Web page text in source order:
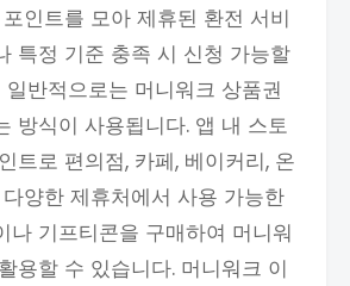
인트를 모아 제휴된 환전 서비
특정 기준 충족 시 신청 가능할
반적으로는 머니워크 상품권
방식이 사용됩니다. 앱 내 스토
트로 편의점, 카페, 베이커리, 온
양한 제휴처에서 사용 가능한
나 기프티콘을 구매하여 머니워
용할 수 있습니다. 머니워크 이